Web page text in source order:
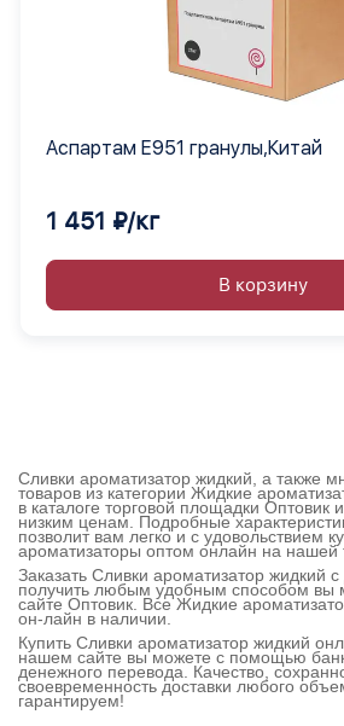
Аспартам Е951 гранулы,Китай
1 451 ₽/кг
В корзину
Сливки ароматизатор жидкий, а также
товаров из категории Жидкие
в каталоге торговой площадки Оптовик
низким ценам. Подробные
позволит вам легко и с удовольствием
ароматизаторы оптом онлайн на нашей
Заказать Сливки ароматизатор жидкий
получить любым удобным способом вы
сайте Оптовик. Все Жидкие
он-лайн в наличии.
Купить Сливки ароматизатор жидкий
нашем сайте вы можете с помощью
денежного перевода. Качество,
своевременность доставки любого
гарантируем!